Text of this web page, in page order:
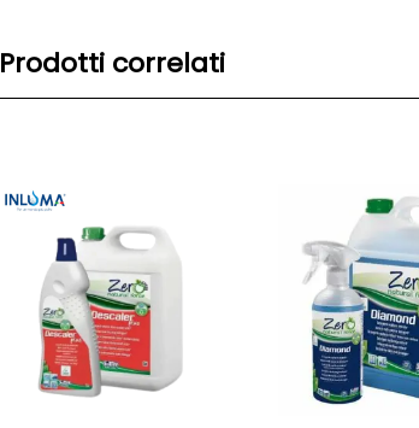
Prodotti correlati